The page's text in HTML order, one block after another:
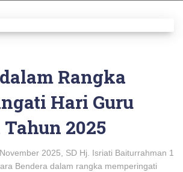
Rangka
Hari Guru
2025
2025, SD Hj. Isriati Baiturrahman 1
Bendera dalam rangka memperingati